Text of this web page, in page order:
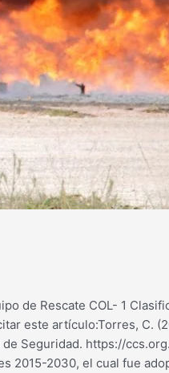
de Rescate COL- 1
este artículo:Torres, C.
Seguridad. https://
2015-2030, el cual fue